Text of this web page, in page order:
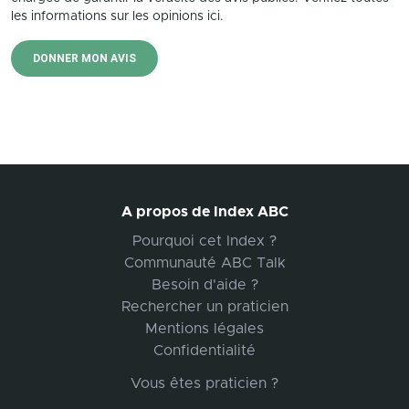
les informations sur les opinions ici.
DONNER MON AVIS
A propos de Index ABC
Pourquoi cet Index ?
Communauté ABC Talk
Besoin d'aide ?
Rechercher un praticien
Mentions légales
Confidentialité
Vous êtes praticien ?